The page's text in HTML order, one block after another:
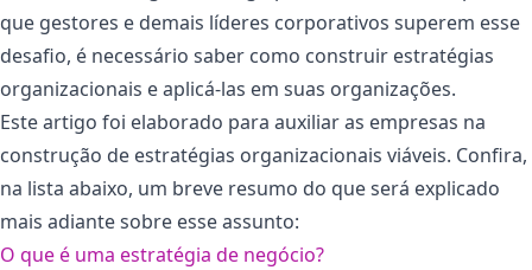
que gestores e demais líderes corporativos superem esse
desafio, é necessário saber como construir estratégias
organizacionais e aplicá-las em suas organizações.
Este artigo foi elaborado para auxiliar as empresas na
construção de estratégias organizacionais viáveis. Confira,
na lista abaixo, um breve resumo do que será explicado
mais adiante sobre esse assunto:
O que é uma estratégia de negócio?